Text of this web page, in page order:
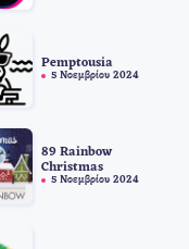
Pemptousia
5 Νοεμβρίου 2024
89 Rainbow
Christmas
5 Νοεμβρίου 2024